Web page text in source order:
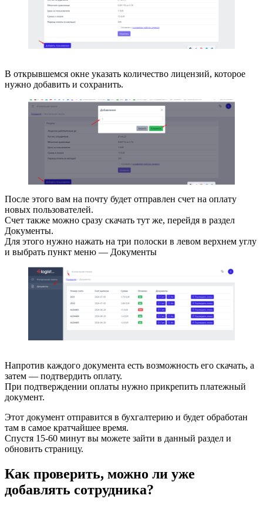
В открывшемся окне указать количество лицензий, которое
нужно добавить и сохранить.
После этого вам на почту будет отправлен счет на оплату
новых пользователей.
Счет также можно сразу скачать тут же, перейдя в раздел
Документы.
Для этого нужно нажать на три полоски в левом верхнем углу
и выбрать пункт меню — Документы
Напротив каждого документа есть возможность его скачать, а
затем — подтвердить оплату.
При подтверждении оплаты нужно прикрепить платежный
документ.
Этот документ отправится в бухгалтерию и будет обработан
там в самое кратчайшее время.
Спустя 15-60 минут вы можете зайти в данный раздел и
обновить страницу.
Как проверить, можно ли уже
добавлять сотрудника?